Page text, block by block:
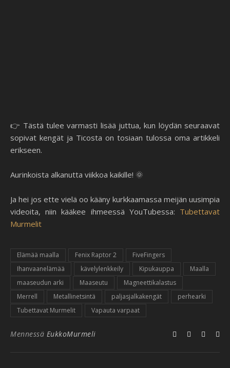
👉 Tästä tulee varmasti lisää juttua, kun löydän seuraavat
sopivat kengät ja Ticosta on tosiaan tulossa oma artikkeli
erikseen.
Aurinkoista alkanutta viikkoa kaikille! 🌞
Ja hei jos ette vielä oo kääny kurkkaamassa meijän uusimpia
videoita, niin kääkee ihmeessä YouTubessa: Tubettavat
Murmelit
Elämää maalla Fenix Raptor 2
FiveFingers
Ihanvaanelämää
kävelylenkkeily Kipukauppa
Maalla
maaseudun arki
Maaseutu
Magneettikalastus
Merrell
Metallinetsintä paljasjalkakengät
perhearki
Tubettavat Murmelit
Vapauta varpaat
Mennessä EukkoMurmeli